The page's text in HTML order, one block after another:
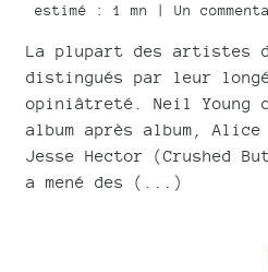
estimé : 1 mn | Un
La plupart des artistes
distingués par leur
opiniâtreté. Neil Young
album après album, Alice
Jesse Hector (Crushed
a mené des (...)